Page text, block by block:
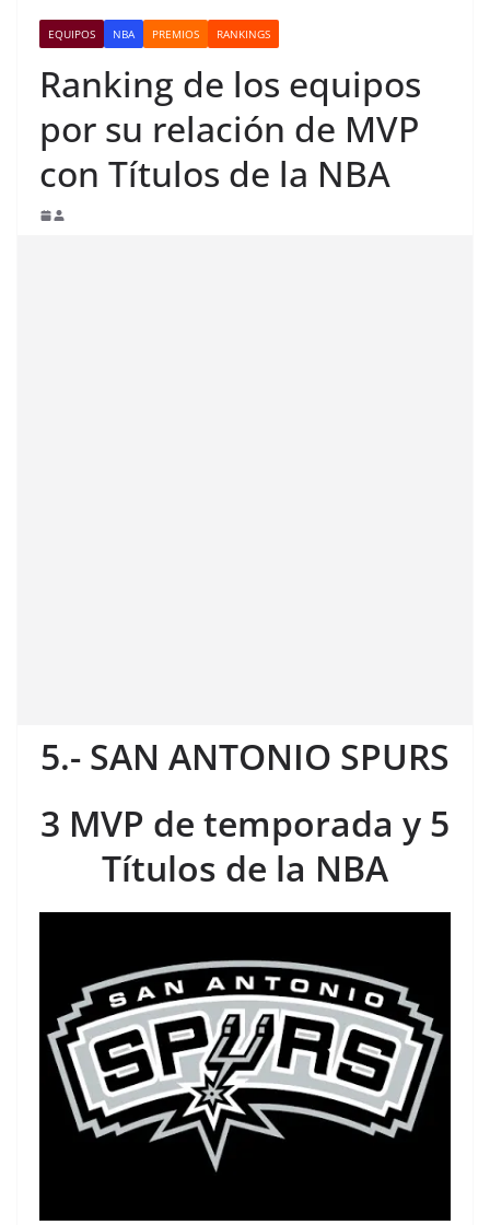
EQUIPOS NBA PREMIOS RANKINGS
Ranking de los equipos
por su relación de MVP
con Títulos de la NBA
5.- SAN ANTONIO SPURS
3 MVP de temporada y 5
Títulos de la NBA